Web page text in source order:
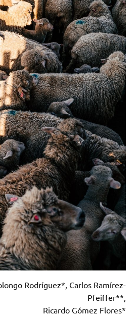
Rodríguez*, Carlos Ramírez-
Pfeiffer**,
Ricardo Gómez Flores*